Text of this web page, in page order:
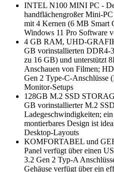
INTEL N100 MINI PC -
handflächengroßer Mini-
mit 4 Kernen (6 MB Smart
Windows 11 Pro Software
4 GB RAM, UHD-
GB vorinstallierten DDR4-
zu 16 GB) und unterstützt
Anschauen von Filmen;
Gen 2 Type-C-Anschlüsse
Monitor-Setups
128GB M.2 SSD
GB vorinstallierter M.2
Ladegeschwindigkeiten;
montierbares Design ist
Desktop-Layouts
KOMFORTABEL und
Panel verfügt über einen
3.2 Gen 2 Typ-A
Gehäuse verfügt über ein